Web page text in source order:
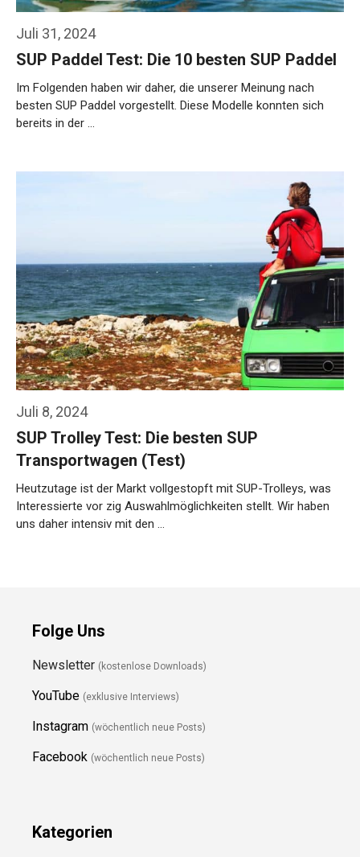
Juli 31, 2024
SUP Paddel Test: Die 10 besten SUP Paddel
Im Folgenden haben wir daher, die unserer Meinung nach
besten SUP Paddel vorgestellt. Diese Modelle konnten sich
bereits in der …
Juli 8, 2024
SUP Trolley Test: Die besten SUP
Transportwagen (Test)
Heutzutage ist der Markt vollgestopft mit SUP-Trolleys, was
Interessierte vor zig Auswahlmöglichkeiten stellt. Wir haben
uns daher intensiv mit den …
Folge Uns
Newsletter (kostenlose Downloads)
YouTube (exklusive Interviews)
Instagram (wöchentlich neue Posts)
Facebook (wöchentlich neue Posts)
Kategorien